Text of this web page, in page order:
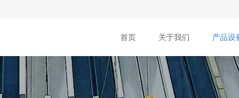
首页 关于我们 产品设